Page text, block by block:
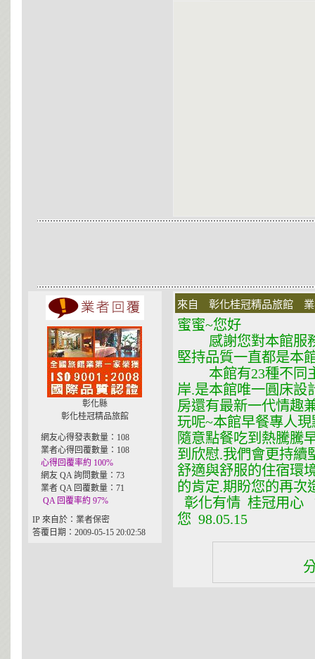
彰化縣
彰化桂冠精品旅館
網友心得發表數量：108
業者心得回覆數量：108
心得回覆率約 100%
網友 QA 詢問數量：73
業者 QA 回覆數量：71
QA 回覆率約 97%
IP 來自於：業者保密
答覆日期：2009-05-15 20:02:58
來自 彰化桂冠精品旅館
蜜蜜~您好
感謝您對本館服務
堅持品質一直都是本
本館有23種不同主
岸.是本館唯一圓床設
房還有最新一代情趣
玩呢~本館早餐專人
隨意點餐吃到熱騰騰
到欣慰.我們會更持續
舒適與舒服的住宿環
的肯定.期盼您的再次
彰化有情 桂冠用心
您 98.05.15